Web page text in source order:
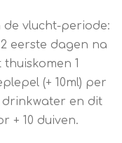
de vlucht-periode:
eerste dagen na
thuiskomen 1
(+ 10ml) per
en dit
+ 10 duiven.